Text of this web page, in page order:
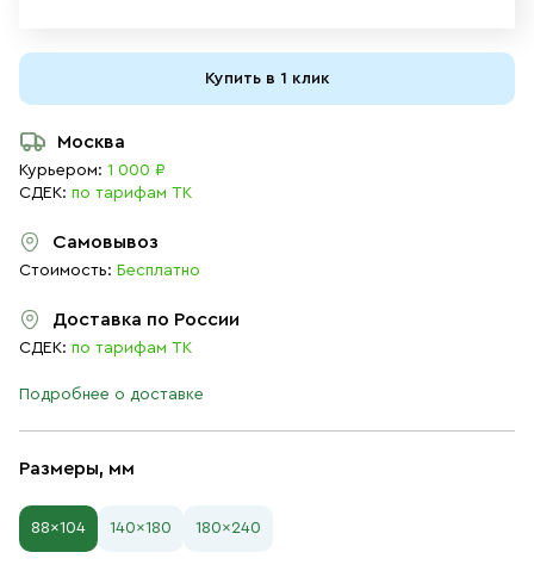
Размеры, мм
88×104 140×180 180×240
Купить в 1 клик
Москва
Курьером: 1 000 ₽
СДЕК: по тарифам ТК
Самовывоз
Стоимость: Бесплатно
Доставка по России
СДЕК: по тарифам ТК
Подробнее о доставке